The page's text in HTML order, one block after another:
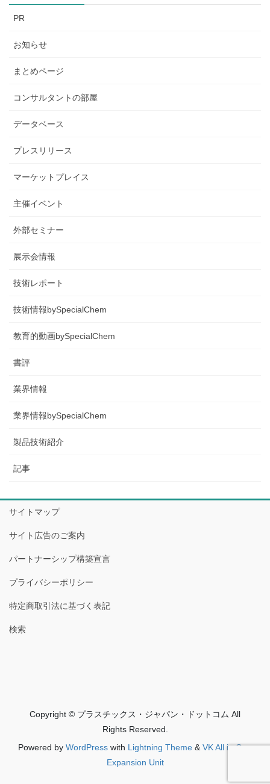
PR
お知らせ
まとめページ
コンサルタントの部屋
データベース
プレスリリース
マーケットプレイス
主催イベント
外部セミナー
展示会情報
技術レポート
技術情報bySpecialChem
教育的動画bySpecialChem
書評
業界情報
業界情報bySpecialChem
製品技術紹介
記事
サイトマップ
サイト広告のご案内
パートナーシップ構築宣言
プライバシーポリシー
特定商取引法に基づく表記
検索
Copyright © プラスチックス・ジャパン・ドットコム All
Rights Reserved.
Powered by WordPress with Lightning Theme &VK All in One
Expansion Unit